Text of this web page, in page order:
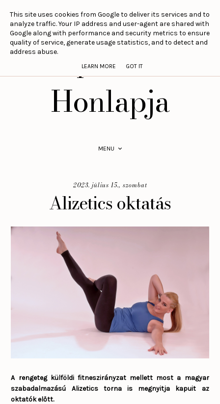
Szepesi Aliz
Honlapja
MENU
2023. július 15., szombat
Alizetics oktatás
A rengeteg külföldi fitneszirányzat mellett most a magyar
szabadalmazású Alizetics torna is megnyitja kapuit az
oktatók előtt.
This site uses cookies from Google to deliver its services and to
analyze traffic. Your IP address and user-agent are shared with
Google along with performance and security metrics to ensure
quality of service, generate usage statistics, and to detect and
address abuse.
LEARN MORE GOT IT